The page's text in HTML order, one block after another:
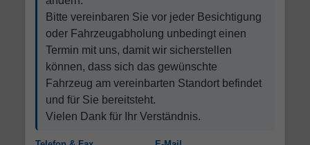
Bitte vereinbaren Sie vor jeder Besichtigung
oder Fahrzeugabholung unbedingt einen
Termin mit uns, damit wir sicherstellen
können, dass sich das gewünschte
Fahrzeug am vereinbarten Standort befindet
und für Sie bereitsteht.
Vielen Dank für Ihr Verständnis.